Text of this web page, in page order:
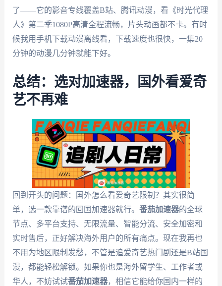
了——它的影音专线覆盖B站、腾讯动漫，看《时光代理
人》第二季1080P高清全程流畅，片头动画都不卡。有时
候我用手机下载动漫离线看，下载速度也很快，一集20
分钟的动漫几分钟就能下好。
总结：选对加速器，国外看爱奇
艺不再难
回到开头的问题：国外怎么看爱奇艺限制？其实很简
单，选一款靠谱的回国加速器就行。 番茄加速器的全球
节点、多平台支持、无限流量、智能分流、安全加密和
实时售后，正好解决海外用户的所有痛点。现在我再也
不用为地区限制发愁，不管是追爱奇艺热门剧还是B站国
漫，都能轻松解锁。如果你也是海外留学生、工作者或
华人，不妨试试番茄加速器，相信它能给你国内一样的